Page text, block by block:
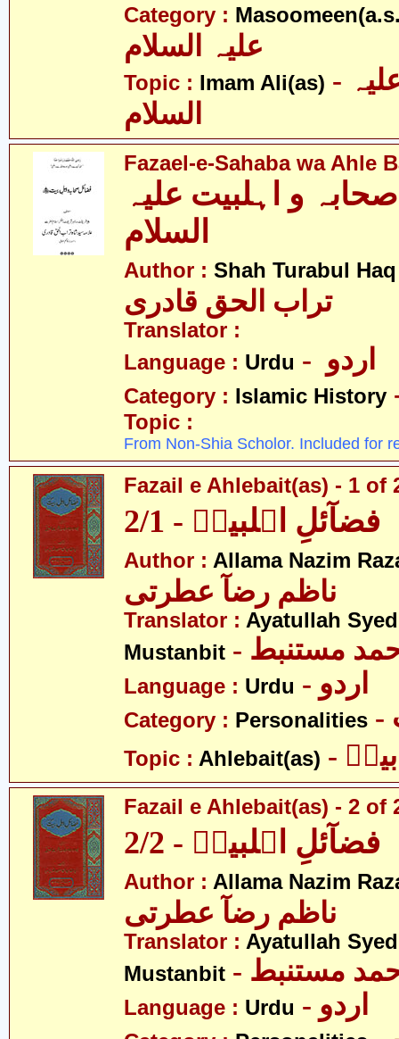
Category :
Topic : Imam Ali(as) - امام علی علیہ
السلام
Fazael-e-Sahaba wa Ahle
و اہلبیت علیہ
السلام
Author : Shah Turabul
تراب الحق قادری
Translator :
Language : Urdu
Category : Islamic History
Topic :
From Non-Shia Scholor. Included for
Fazail e Ahlebait(as) - 1 of
فضآئلِ اہلبیتؑ - 2/1
Author : Allama Nazim
ناظم رضآ عطرتی
Translator : Ayatullah
Mustanbit
مستنبط
Language : Urdu - اردو
Category : Personalities
Topic : Ahlebait(as) بیتؑ
Fazail e Ahlebait(as) - 2 of
فضآئلِ اہلبیتؑ - 2/2
Author : Allama Nazim
ناظم رضآ عطرتی
Translator : Ayatullah
Mustanbit
مستنبط
Language : Urdu - اردو